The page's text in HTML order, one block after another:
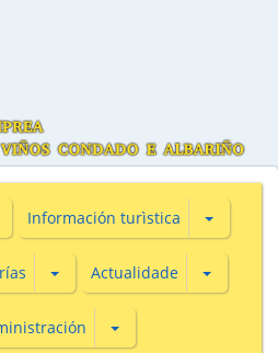
de O Concello
Información turìstica
ServizosSubsecciones de Concellerías
Actualidade
de De IntereseSubsecciones de E-